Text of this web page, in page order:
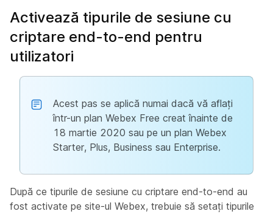
Activează tipurile de sesiune cu
criptare end-to-end pentru
utilizatori
Acest pas se aplică numai dacă vă aflați
într-un plan Webex Free creat înainte de
18 martie 2020 sau pe un plan Webex
Starter, Plus, Business sau Enterprise.
După ce tipurile de sesiune cu criptare end-to-end au
fost activate pe site-ul Webex, trebuie să setați tipurile